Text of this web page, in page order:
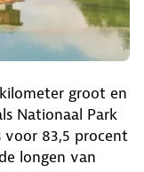
groot en
Nationaal Park
voor 83,5 procent
longen van